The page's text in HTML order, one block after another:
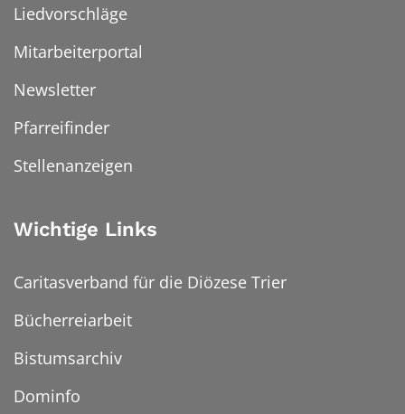
Liedvorschläge
Mitarbeiterportal
Newsletter
Pfarreifinder
Stellenanzeigen
Wichtige Links
Caritasverband für die Diözese Trier
Bücherreiarbeit
Bistumsarchiv
Dominfo